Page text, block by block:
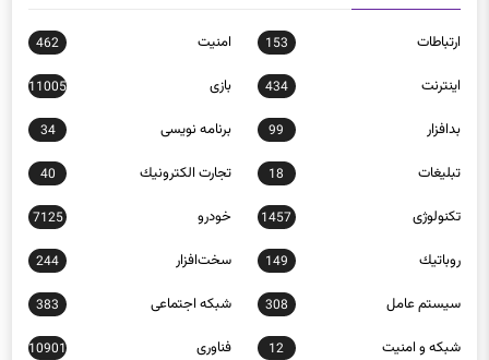
ارتباطات 153 امنيت 462
اينترنت 434 بازی 11005
بدافزار 99 برنامه نويسی 34
تبلیغات 18 تجارت الكترونيك 40
تکنولوژی 1457 خودرو 7125
روباتيك 149 سخت‌افزار 244
سيستم عامل 308 شبكه اجتماعی 383
شبكه و امنيت 12 فناوری 10901